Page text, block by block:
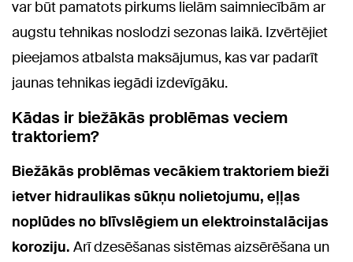
var būt pamatots pirkums lielām saimniecībām ar
augstu tehnikas noslodzi sezonas laikā. Izvērtējiet
pieejamos atbalsta maksājumus, kas var padarīt
jaunas tehnikas iegādi izdevīgāku.
Kādas ir biežākās problēmas veciem
traktoriem?
Biežākās problēmas vecākiem traktoriem bieži
ietver hidraulikas sūkņu nolietojumu, eļļas
noplūdes no blīvslēgiem un elektroinstalācijas
koroziju. Arī dzesēšanas sistēmas aizsērēšana un